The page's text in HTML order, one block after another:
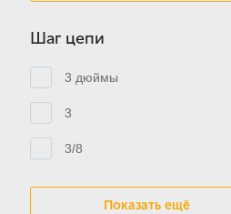
Шаг цепи
3 дюймы
3
3/8
Показать ещё